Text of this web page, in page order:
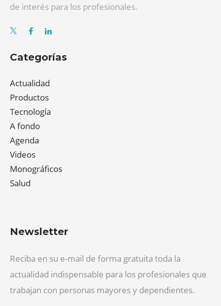
de interés para los profesionales.
Categorías
Actualidad
Productos
Tecnología
A fondo
Agenda
Videos
Monográficos
Salud
Newsletter
Reciba en su e-mail de forma gratuita toda la
actualidad indispensable para los profesionales que
trabajan con personas mayores y dependientes.